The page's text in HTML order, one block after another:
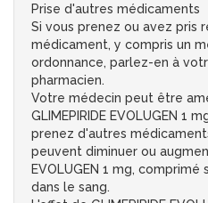
Prise d'autres médicaments
Si vous prenez ou avez pris
médicament, y compris un
ordonnance, parlez-en à
pharmacien.
Votre médecin peut être
GLIMEPIRIDE EVOLUGEN 1
prenez d'autres
peuvent diminuer ou
EVOLUGEN 1 mg,
dans le sang.